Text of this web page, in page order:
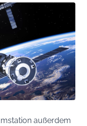
außerdem